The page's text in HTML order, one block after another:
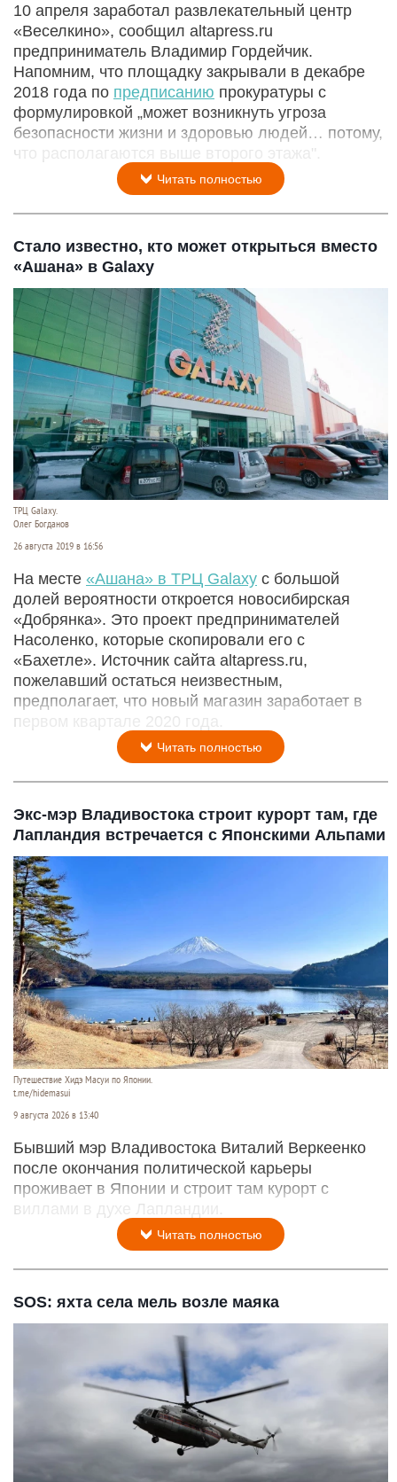
10 апреля заработал развлекательный центр
«Веселкино», сообщил altapress.ru
предприниматель Владимир Гордейчик.
Напомним, что площадку закрывали в декабре
2018 года по предписанию прокуратуры с
формулировкой „может возникнуть угроза
безопасности жизни и здоровью людей… потому,
что располагаются выше второго этажа".
Читать полностью
Стало известно, кто может открыться вместо
«Ашана» в Galaxy
ТРЦ Galaxy.
Олег Богданов
26 августа 2019 в 16:56
На месте «Ашана» в ТРЦ Galaxy с большой
долей вероятности откроется новосибирская
«Добрянка». Это проект предпринимателей
Насоленко, которые скопировали его с
«Бахетле». Источник сайта altapress.ru,
пожелавший остаться неизвестным,
предполагает, что новый магазин заработает в
первом квартале 2020 года.
Читать полностью
Экс-мэр Владивостока строит курорт там, где
Лапландия встречается с Японскими Альпами
Путешествие Хидэ Масуи по Японии.
t.me/hidemasui
9 августа 2026 в 13:40
Бывший мэр Владивостока Виталий Веркеенко
после окончания политической карьеры
проживает в Японии и строит там курорт с
виллами в духе Лапландии.
Читать полностью
SOS: яхта села мель возле маяка